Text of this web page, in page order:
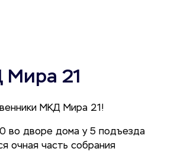
21
МКД Мира 21!
во дворе дома у 5 подъезда
очная часть собрания